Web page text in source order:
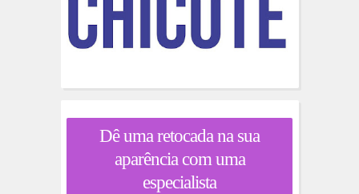
Dê uma retocada na sua
aparência com uma
especialista